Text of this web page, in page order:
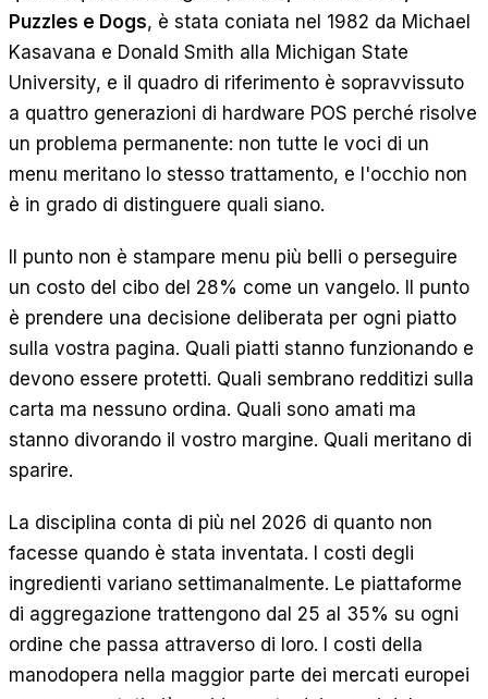
Puzzles e Dogs, è stata coniata nel 1982 da Michael
Kasavana e Donald Smith alla Michigan State
University, e il quadro di riferimento è sopravvissuto
a quattro generazioni di hardware POS perché risolve
un problema permanente: non tutte le voci di un
menu meritano lo stesso trattamento, e l'occhio non
è in grado di distinguere quali siano.
Il punto non è stampare menu più belli o perseguire
un costo del cibo del 28% come un vangelo. Il punto
è prendere una decisione deliberata per ogni piatto
sulla vostra pagina. Quali piatti stanno funzionando e
devono essere protetti. Quali sembrano redditizi sulla
carta ma nessuno ordina. Quali sono amati ma
stanno divorando il vostro margine. Quali meritano di
sparire.
La disciplina conta di più nel 2026 di quanto non
facesse quando è stata inventata. I costi degli
ingredienti variano settimanalmente. Le piattaforme
di aggregazione trattengono dal 25 al 35% su ogni
ordine che passa attraverso di loro. I costi della
manodopera nella maggior parte dei mercati europei